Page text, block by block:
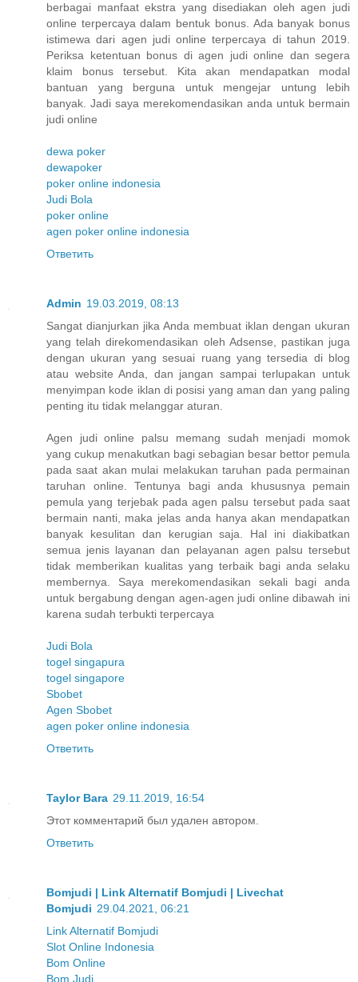
berbagai manfaat ekstra yang disediakan oleh agen judi
online terpercaya dalam bentuk bonus. Ada banyak bonus
istimewa dari agen judi online terpercaya di tahun 2019.
Periksa ketentuan bonus di agen judi online dan segera
klaim bonus tersebut. Kita akan mendapatkan modal
bantuan yang berguna untuk mengejar untung lebih
banyak. Jadi saya merekomendasikan anda untuk bermain
judi online
dewa poker
dewapoker
poker online indonesia
Judi Bola
poker online
agen poker online indonesia
Ответить
Admin 19.03.2019, 08:13
Sangat dianjurkan jika Anda membuat iklan dengan ukuran
yang telah direkomendasikan oleh Adsense, pastikan juga
dengan ukuran yang sesuai ruang yang tersedia di blog
atau website Anda, dan jangan sampai terlupakan untuk
menyimpan kode iklan di posisi yang aman dan yang paling
penting itu tidak melanggar aturan.
Agen judi online palsu memang sudah menjadi momok
yang cukup menakutkan bagi sebagian besar bettor pemula
pada saat akan mulai melakukan taruhan pada permainan
taruhan online. Tentunya bagi anda khususnya pemain
pemula yang terjebak pada agen palsu tersebut pada saat
bermain nanti, maka jelas anda hanya akan mendapatkan
banyak kesulitan dan kerugian saja. Hal ini diakibatkan
semua jenis layanan dan pelayanan agen palsu tersebut
tidak memberikan kualitas yang terbaik bagi anda selaku
membernya. Saya merekomendasikan sekali bagi anda
untuk bergabung dengan agen-agen judi online dibawah ini
karena sudah terbukti terpercaya
Judi Bola
togel singapura
togel singapore
Sbobet
Agen Sbobet
agen poker online indonesia
Ответить
Taylor Bara 29.11.2019, 16:54
Этот комментарий был удален автором.
Ответить
Bomjudi | Link Alternatif Bomjudi | Livechat
Bomjudi 29.04.2021, 06:21
Link Alternatif Bomjudi
Slot Online Indonesia
Bom Online
Bom Judi